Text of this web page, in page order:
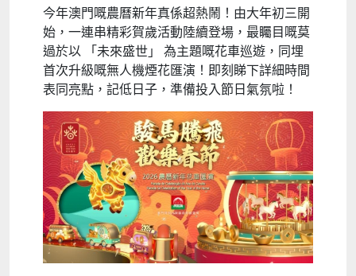
今年澳門嘅農曆新年真係超熱鬧！由大年初三開
始，一連串精彩賀歲活動陸續登場，最矚目嘅莫
過於以 「未來盛世」 為主題嘅花車巡遊，同埋
首次升級嘅無人機煙花匯演！即刻睇下詳細時間
表同亮點，記低日子，準備投入節日氣氛啦！